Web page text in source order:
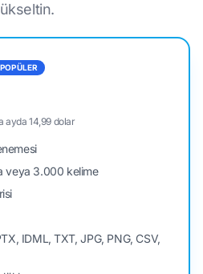
ayda 14,99 dolar
veya 3.000 kelime
IDML, TXT, JPG, PNG, CSV,